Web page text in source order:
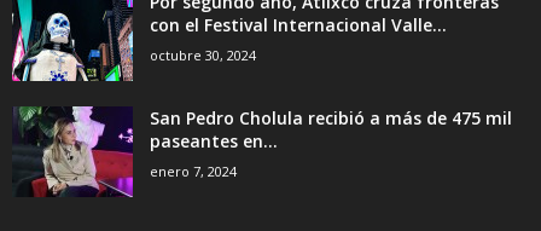
con el Festival Internacional Valle...
octubre 30, 2024
San Pedro Cholula recibió a más de 475 mil
paseantes en...
enero 7, 2024